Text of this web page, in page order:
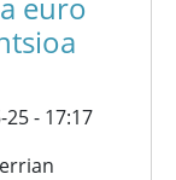
25 - 17:17